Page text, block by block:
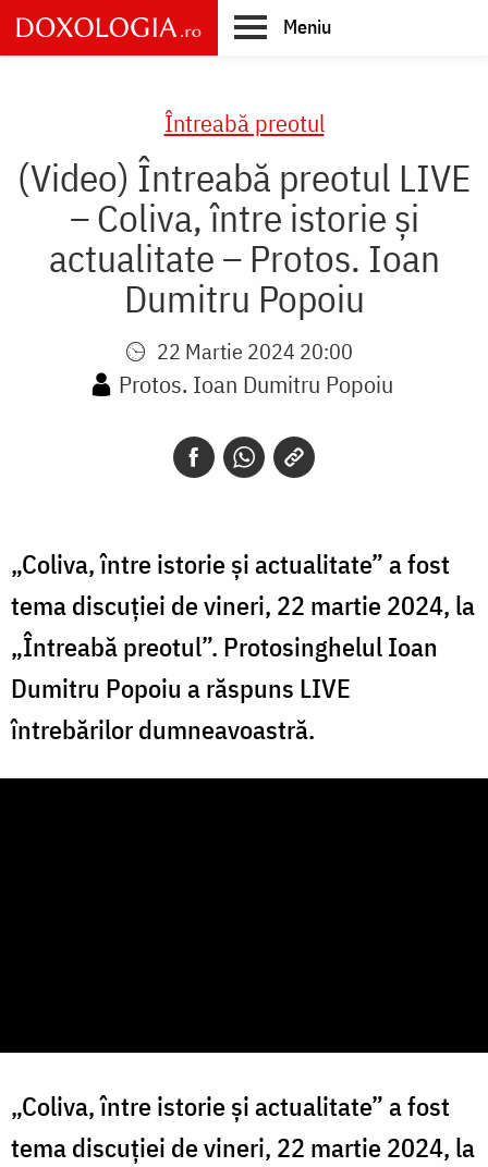
Skip
to
main
Meniu
Întreabă preotul
(Video) Întreabă preotul LIVE
– Coliva, între istorie și
actualitate – Protos. Ioan
Dumitru Popoiu
22 Martie 2024 20:00
Protos. Ioan Dumitru Popoiu
„Coliva, între istorie și actualitate” a fost
tema discuției de vineri, 22 martie 2024, la
„Întreabă preotul”. Protosinghelul Ioan
Dumitru Popoiu a răspuns LIVE
întrebărilor dumneavoastră.
„Coliva, între istorie și actualitate” a fost
tema discuției de vineri, 22 martie 2024, la